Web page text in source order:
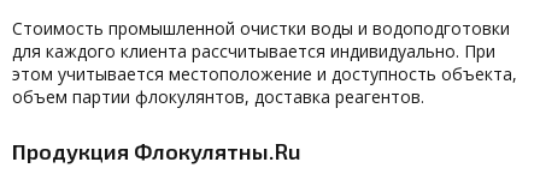
Стоимость промышленной очистки воды и водоподготовки
для каждого клиента рассчитывается индивидуально. При
этом учитывается местоположение и доступность объекта,
объем партии флокулянтов, доставка реагентов.
Продукция Флокулятны.Ru